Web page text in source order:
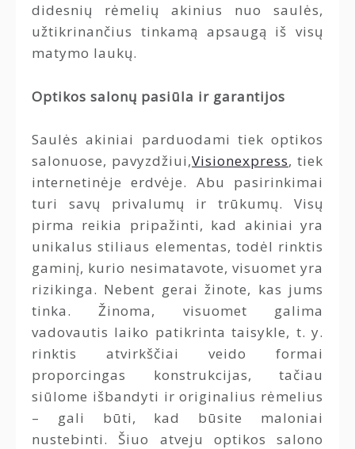
didesnių rėmelių akinius nuo saulės,
užtikrinančius tinkamą apsaugą iš visų
matymo laukų.
Optikos salonų pasiūla ir garantijos
Saulės akiniai parduodami tiek optikos
salonuose, pavyzdžiui,Visionexpress, tiek
internetinėje erdvėje. Abu pasirinkimai
turi savų privalumų ir trūkumų. Visų
pirma reikia pripažinti, kad akiniai yra
unikalus stiliaus elementas, todėl rinktis
gaminį, kurio nesimatavote, visuomet yra
rizikinga. Nebent gerai žinote, kas jums
tinka. Žinoma, visuomet galima
vadovautis laiko patikrinta taisykle, t. y.
rinktis atvirkščiai veido formai
proporcingas konstrukcijas, tačiau
siūlome išbandyti ir originalius rėmelius
– gali būti, kad būsite maloniai
nustebinti. Šiuo atveju optikos salono